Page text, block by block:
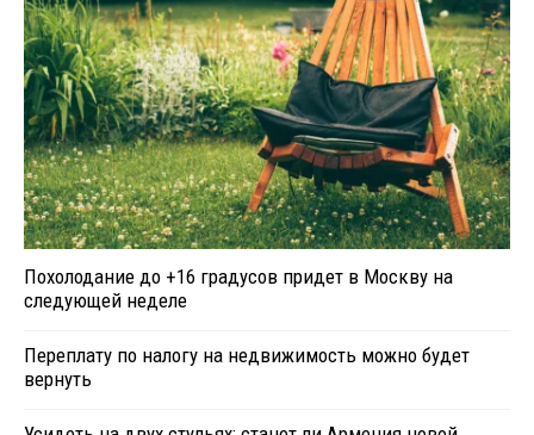
Похолодание до +16 градусов придет в Москву на
следующей неделе
Переплату по налогу на недвижимость можно будет
вернуть